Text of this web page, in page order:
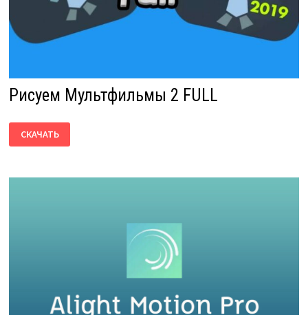
Рисуем Мультфильмы 2 FULL
МУЛЬТФИЛЬМЫ
2
СКАЧАТЬ